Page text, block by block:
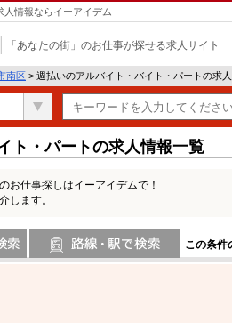
情報ならイーアイデム
「あなたの街」のお仕事が探せる求人サイト
南区 > 週払いのアルバイト・バイト・パートの求
ト・パートの求人情報一覧
お仕事探しはイーアイデムで！
します。
この条件